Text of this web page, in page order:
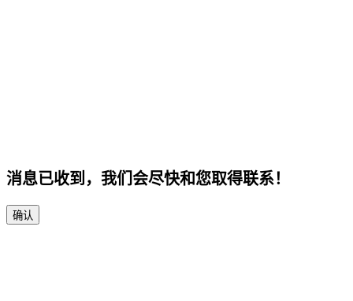
消息已收到，我们会尽快和您取得联系！
确认